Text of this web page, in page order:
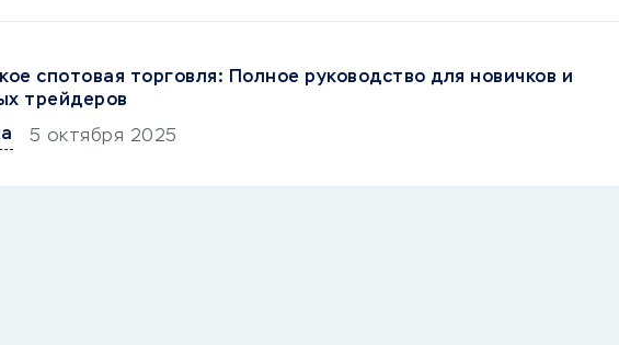
спотовая торговля: Полное руководство для новичков и
трейдеров
5 октября 2025